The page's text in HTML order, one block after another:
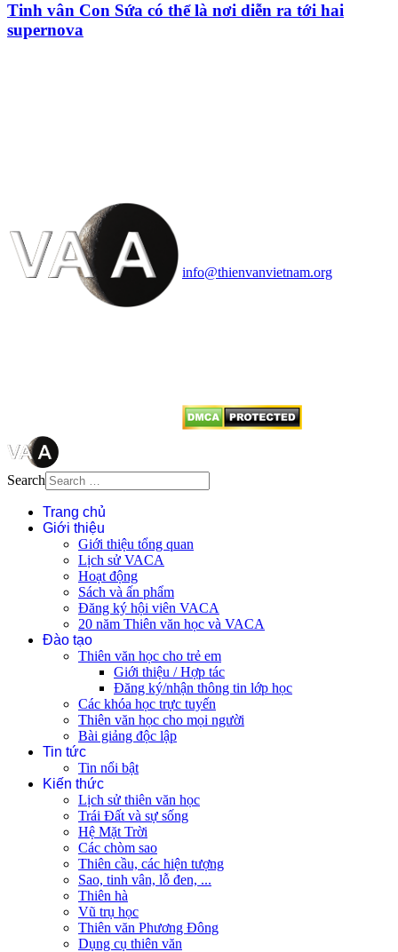
Tinh vân Con Sứa có thể là nơi diễn ra tới hai
supernova
info@thienvanvietnam.org
Search
Trang chủ
Giới thiệu
Giới thiệu tổng quan
Lịch sử VACA
Hoạt động
Sách và ấn phẩm
Đăng ký hội viên VACA
20 năm Thiên văn học và VACA
Đào tạo
Thiên văn học cho trẻ em
Giới thiệu / Hợp tác
Đăng ký/nhận thông tin lớp học
Các khóa học trực tuyến
Thiên văn học cho mọi người
Bài giảng độc lập
Tin tức
Tin nổi bật
Kiến thức
Lịch sử thiên văn học
Trái Đất và sự sống
Hệ Mặt Trời
Các chòm sao
Thiên cầu, các hiện tượng
Sao, tinh vân, lỗ đen, ...
Thiên hà
Vũ trụ học
Thiên văn Phương Đông
Dụng cụ thiên văn